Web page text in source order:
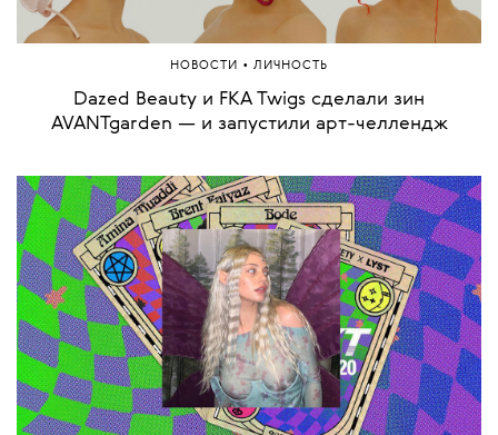
НОВОСТИ • ЛИЧНОСТЬ
Dazed Beauty и FKA Twigs сделали зин
AVANTgarden — и запустили арт-челлендж